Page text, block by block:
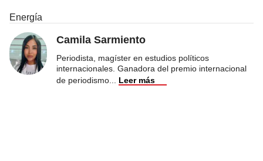
Energía
Camila Sarmiento
Periodista, magíster en estudios políticos
internacionales. Ganadora del premio internacional
de periodismo
Leer más